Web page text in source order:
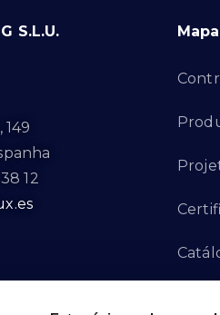
S.L.U.
149
12